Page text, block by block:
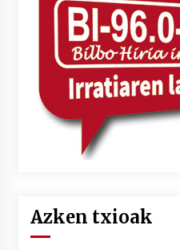
Azken txioak